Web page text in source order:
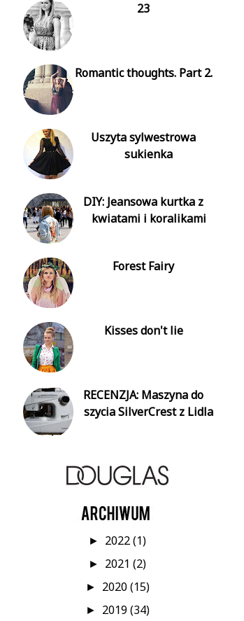
23
Romantic thoughts. Part 2.
Uszyta sylwestrowa
sukienka
DIY: Jeansowa kurtka z
kwiatami i koralikami
Forest Fairy
Kisses don't lie
RECENZJA: Maszyna do
szycia SilverCrest z Lidla
► 2022(1)
► 2021(2)
► 2020(15)
► 2019(34)